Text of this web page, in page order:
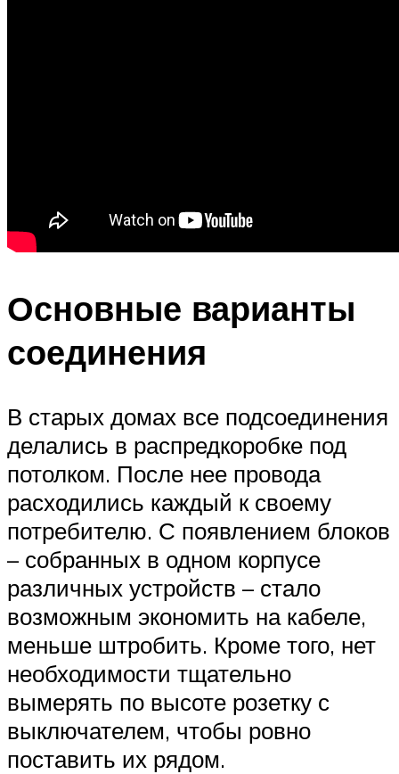
Основные варианты
соединения
В старых домах все подсоединения
делались в распредкоробке под
потолком. После нее провода
расходились каждый к своему
потребителю. С появлением блоков
– собранных в одном корпусе
различных устройств – стало
возможным экономить на кабеле,
меньше штробить. Кроме того, нет
необходимости тщательно
вымерять по высоте розетку с
выключателем, чтобы ровно
поставить их рядом.